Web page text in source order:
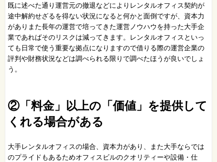
既に述べた通り運営元の撤退などによりレンタルオフィス契約が
途中解約せざるを得ない状況になると何かと面倒ですが、資本力
がありまた長年の運営で培ってきた運営ノウハウを持った大手企
業であればそのリスクは減ってきます。レンタルオフィスといっ
ても日常で使う重要な拠点になりますので借りる際の運営企業の
評判や財務状況などは調べられる限りで調べたほうが良いでしょ
う。
②「料金」以上の「価値」を提供して
くれる場合がある
大手レンタルオフィスの場合、資本力があり、また大手ならでは
のプライドもあるためオフィスビルのクオリティーや設備・仕